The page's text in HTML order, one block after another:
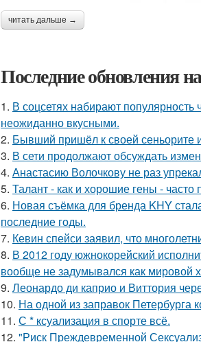
читать дальше →
Последние обновления
1. В соцсетях набирают
неожиданно вкусными.
2. Бывший пришёл к своей сеньорите
3. В сети продолжают обсуждать
4. Анастасию Волочкову не раз
5. Талант - как и хорошие гены - часто
6. Новая съёмка для бренда KHY
последние годы.
7. Кевин спейси заявил, что
8. В 2012 году южнокорейский
вообще не задумывался как мировой
9. Леонардо ди каприо и Виттория
10. На одной из заправок Петербурга
11. С * ксуализация в спорте всё.
12. "Риск Преждевременной